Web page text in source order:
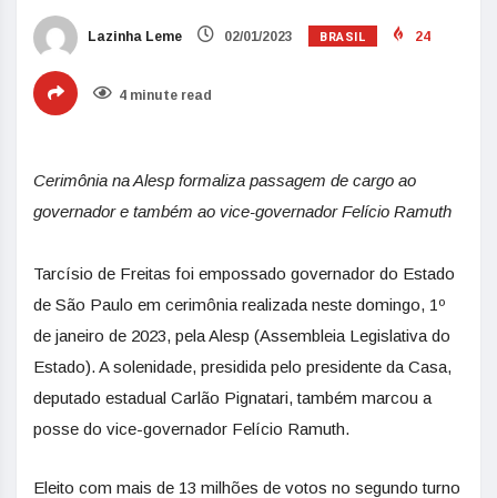
Lazinha Leme 02/01/2023 BRASIL 24
4 minute read
Cerimônia na Alesp formaliza passagem de cargo ao
governador e também ao vice-governador Felício Ramuth
Tarcísio de Freitas foi empossado governador do Estado
de São Paulo em cerimônia realizada neste domingo, 1º
de janeiro de 2023, pela Alesp (Assembleia Legislativa do
Estado). A solenidade, presidida pelo presidente da Casa,
deputado estadual Carlão Pignatari, também marcou a
posse do vice-governador Felício Ramuth.
Eleito com mais de 13 milhões de votos no segundo turno